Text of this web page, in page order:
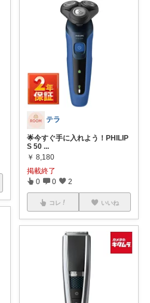
テラ
🌟今すぐ手に入れよう！PHILIP
S 50 ...
￥ 8,180
掲載終了
0 0 2
コレ いいね